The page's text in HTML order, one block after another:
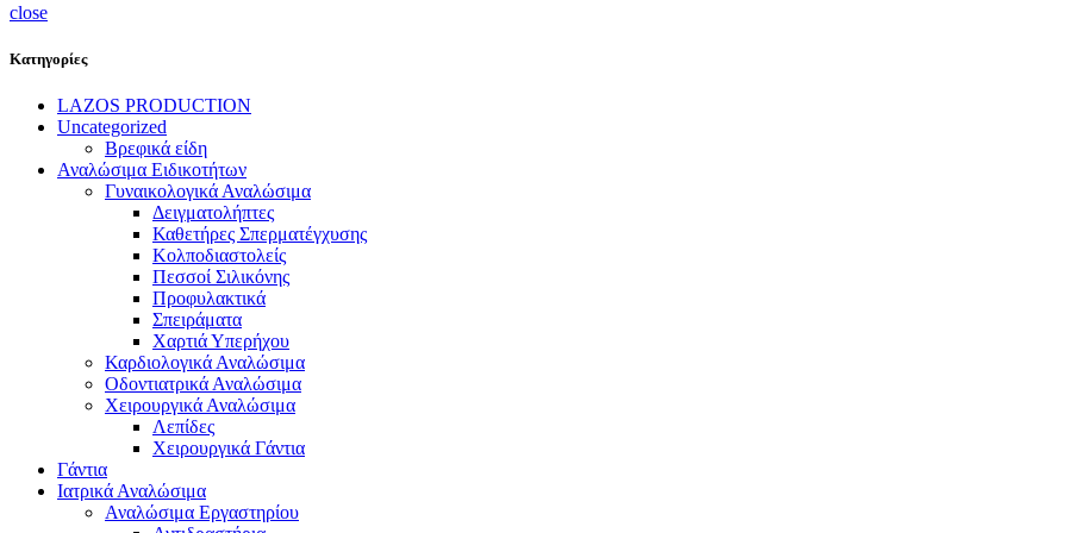
close
Κατηγορίες
LAZOS PRODUCTION
Uncategorized
Βρεφικά είδη
Αναλώσιμα Ειδικοτήτων
Γυναικολογικά Αναλώσιμα
Δειγματολήπτες
Καθετήρες Σπερματέγχυσης
Κολποδιαστολείς
Πεσσοί Σιλικόνης
Προφυλακτικά
Σπειράματα
Χαρτιά Υπερήχου
Καρδιολογικά Αναλώσιμα
Οδοντιατρικά Αναλώσιμα
Χειρουργικά Αναλώσιμα
Λεπίδες
Χειρουργικά Γάντια
Γάντια
Ιατρικά Αναλώσιμα
Αναλώσιμα Εργαστηρίου